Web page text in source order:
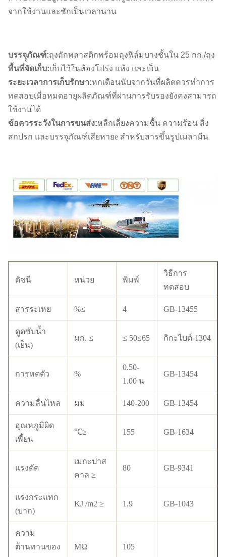
จากใช้งานและซักเป็นเวลานาน
บรรจุุภัณฑ์:ถุงถักพลาสติกพร้อมถุงฟิล์มบางชั้นใน 25 กก./ถุง
พื้นที่จัดเก็บ:เก็บไว้ในห้องโปร่ง แห้ง และเย็น
ระยะเวลาการเก็บรักษา:หกเดือนนับจากวันที่ผลิตควรทำการ
ทดสอบเมื่อหมดอายุผลิตภัณฑ์ที่ผ่านการรับรองยังคงสามารถ
ใช้งานได้
ข้อควรระวังในการขนส่ง:หลีกเลี่ยงความชื้น ความร้อน สิ่ง
สกปรก และบรรจุภัณฑ์เสียหายe สำหรับสารขึ้นรูปเมลามีน
ดัชนี หน่วย พิมพ์
วิธีการ
ทดสอบ
สารระเหย %≤ 4 GB-13455
ดูดซับน้ำ
(เย็น)
มก. ≤ ≤ 50≤65 กิกะไบต์-1304
การหดตัว %
0.50-
1.00 น
GB-13454
ความลื่นไหล มม 140-200 GB-13454
อุณหภูมิผิด
เพี้ยน
℃≥ 155 GB-1634
แรงดัด
เมกะปาส
คาล ≥
80 GB-9341
แรงกระแทก
(บาก)
KJ /m2 ≥ 1.9 GB-1043
ความ
ต้านทานของ
MΩ 105